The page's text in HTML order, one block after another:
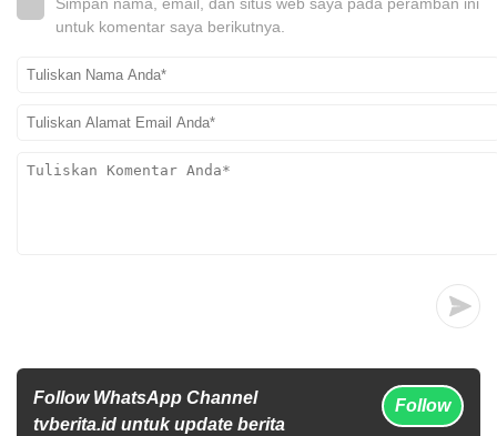
Simpan nama, email, dan situs web saya pada peramban ini
untuk komentar saya berikutnya.
Follow WhatsApp Channel
tvberita.id untuk update berita
Follow